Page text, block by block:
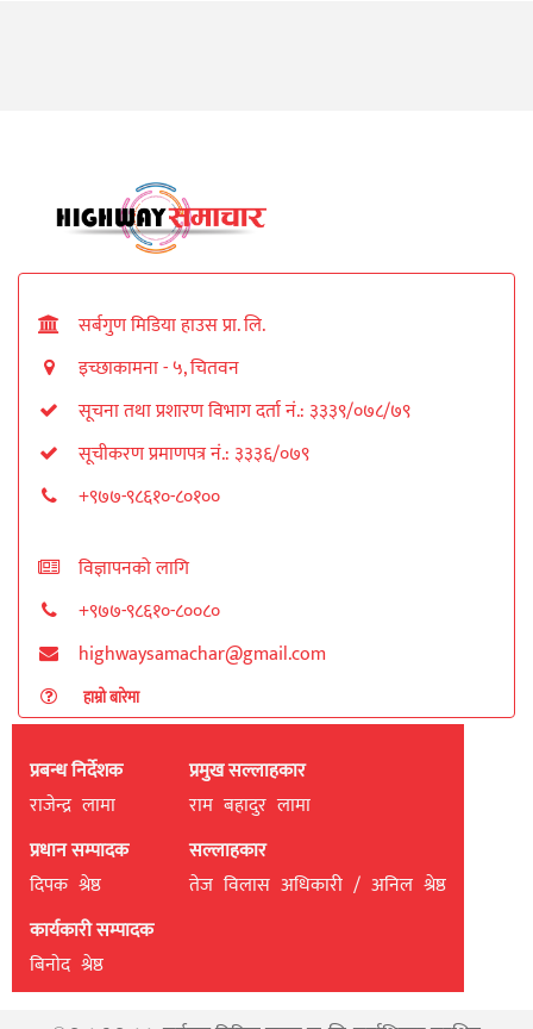
सर्बगुण मिडिया हाउस प्रा. लि.
इच्छाकामना - ५, चितवन
सूचना तथा प्रशारण विभाग दर्ता नं.: ३३३९/०७८/७९
सूचीकरण प्रमाणपत्र नं.: ३३३६/०७९
+९७७-९८६१०-८०१००
विज्ञापनको लागि
+९७७-९८६१०-८००८०
highwaysamachar@gmail.com
हाम्रो बारेमा
प्रबन्ध निर्देशक
राजेन्द्र लामा
प्रधान सम्पादक
दिपक श्रेष्ठ
कार्यकारी सम्पादक
बिनाेद श्रेष्ठ
प्रमुख सल्लाहकार
राम बहादुर लामा
सल्लाहकार
तेज विलास अधिकारी / अनिल श्रेष्ठ